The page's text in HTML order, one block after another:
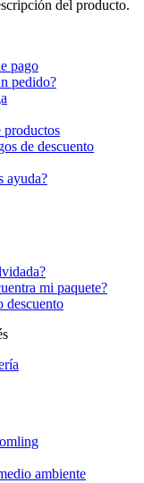
del producto.
pago
pedido?
de descuento
ayuda?
mi paquete?
descuento
ambiente